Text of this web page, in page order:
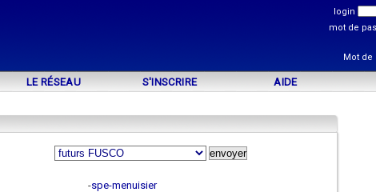
login
mot de
Mot de
LE RÉSEAU S'INSCRIRE AIDE
-spe-menuisier